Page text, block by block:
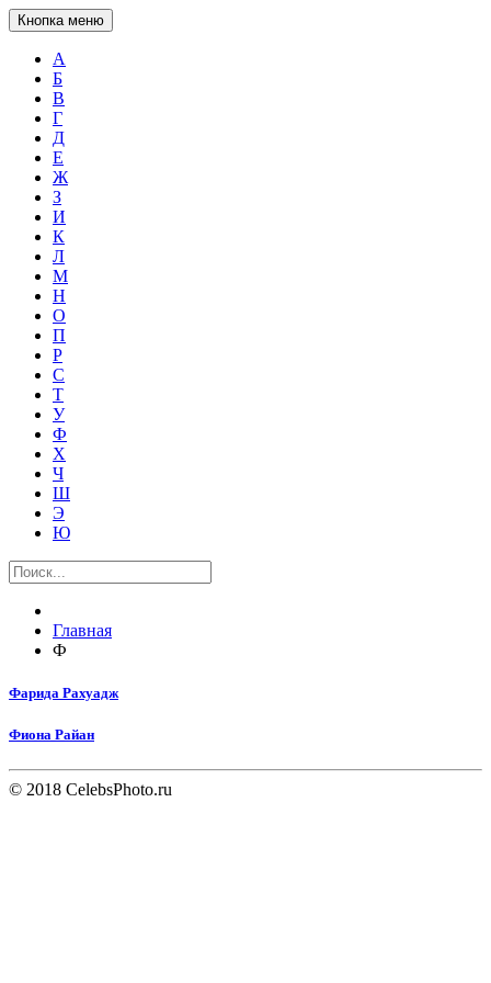
Кнопка меню
А
Б
В
Г
Д
Е
Ж
З
И
К
Л
М
Н
О
П
Р
С
Т
У
Ф
Х
Ч
Ш
Э
Ю
Главная
Ф
Фарида Рахуадж
Фиона Райан
© 2018 CelebsPhoto.ru